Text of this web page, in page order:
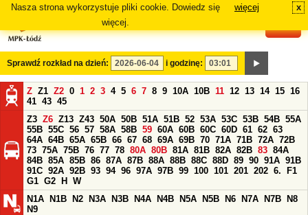
Nasza strona wykorzystuje pliki cookie. Dowiedz się
więcej.
więcej x
Sprawdź rozkład na dzień: i godzinę:
Z Z1 Z2 0 1 2 3 4 5 6 7 8 9 10A 10B 11 12 13 14 15 16
41 43 45
Z3 Z6 Z13 Z43 50A 50B 51A 51B 52 53A 53C 53B 54B 55A
55B 55C 56 57 58A 58B 59 60A 60B 60C 60D 61 62 63
64A 64B 65A 65B 66 67 68 69A 69B 70 71A 71B 72A 72B
73 75A 75B 76 77 78 80A 80B 81A 81B 82A 82B 83 84A
84B 85A 85B 86 87A 87B 88A 88B 88C 88D 89 90 91A 91B
91C 92A 92B 93 94 96 97A 97B 99 100 101 201 202 6.
F1
G1 G2 H
W
N1A
N1B N2 N3A N3B N4A N4B N5A N5B N6 N7A N7B
N8
N9